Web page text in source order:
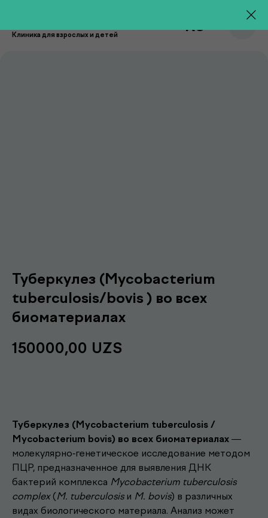
Туберкулез (Mycobacterium
tuberculosis/bovis ) во всех
биоматериалах
150000,00 UZS
Туберкулез (Mycobacterium tuberculosis /
Mycobacterium bovis) во всех биоматериалах —
молекулярно-генетическое исследование методом
ПЦР, предназначенное для выявления ДНК
бактерий комплекса Mycobacterium tuberculosis
complex(M. tuberculosisи M. bovis) в различных
видах биологического материала. Анализ может